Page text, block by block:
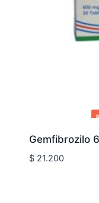
Gemfibrozilo
$21.200